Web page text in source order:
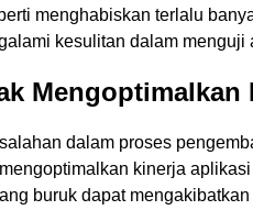
menghabiskan terlalu
kesulitan dalam menguji
Mengoptimalkan
dalam proses
kinerja
buruk dapat